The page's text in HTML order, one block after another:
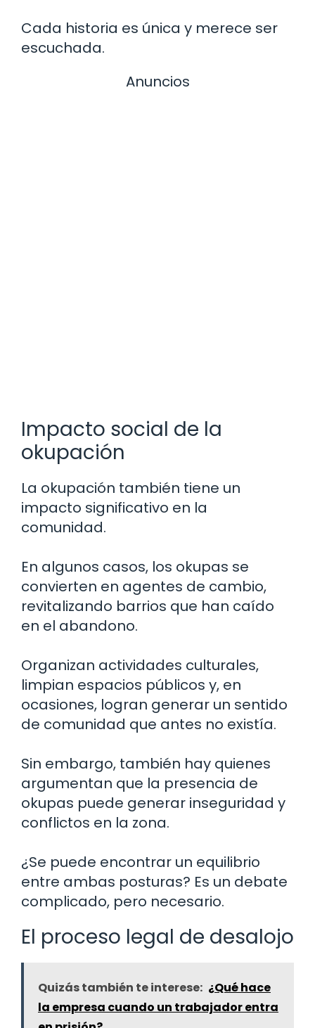
Cada historia es única y merece ser
escuchada.
Anuncios
Impacto social de la
okupación
La okupación también tiene un
impacto significativo en la
comunidad.
En algunos casos, los okupas se
convierten en agentes de cambio,
revitalizando barrios que han caído
en el abandono.
Organizan actividades culturales,
limpian espacios públicos y, en
ocasiones, logran generar un sentido
de comunidad que antes no existía.
Sin embargo, también hay quienes
argumentan que la presencia de
okupas puede generar inseguridad y
conflictos en la zona.
¿Se puede encontrar un equilibrio
entre ambas posturas? Es un debate
complicado, pero necesario.
El proceso legal de desalojo
Quizás también te interese: ¿Qué hace
la empresa cuando un trabajador entra